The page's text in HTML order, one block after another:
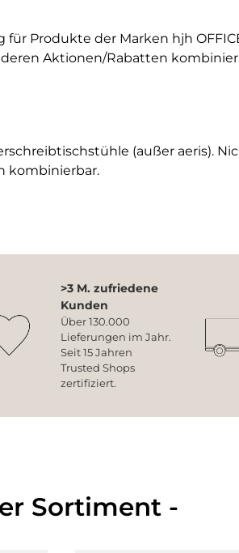
Produkte der Marken hjh
Aktionen/Rabatten
(außer aeris).
kombinierbar.
>3 M. zufriedene
Kunden
Über 130.000
Lieferungen im Jahr.
Seit 15 Jahren
Trusted Shops
zertifiziert.
Sortiment -